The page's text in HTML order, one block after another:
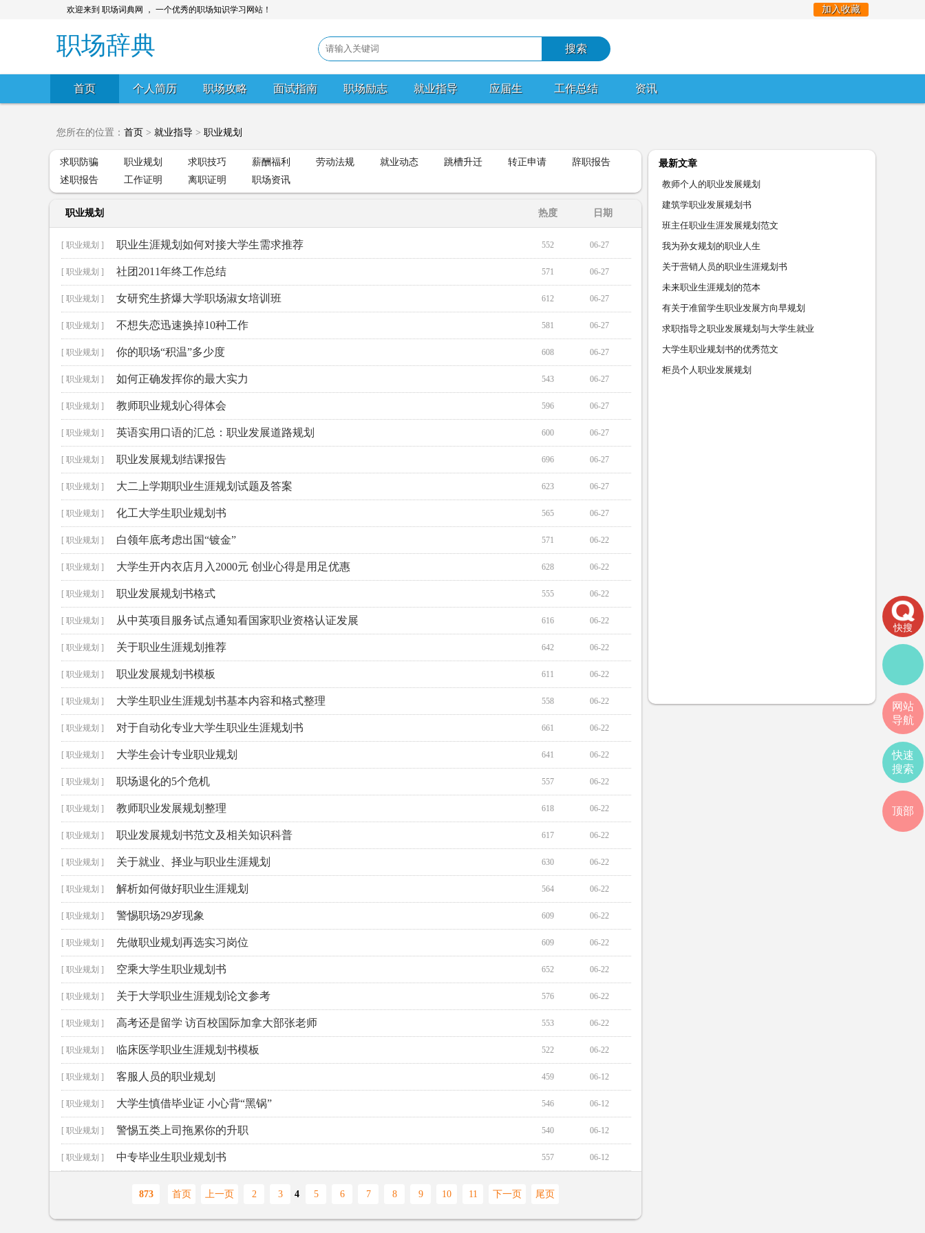
欢迎来到 职场词典网 ， 一个优秀的职场知识学习网站！ 加入收藏
职场辞典
首页 个人简历 职场攻略 面试指南 职场励志 就业指导 应届生 工作总结 资讯
您所在的位置： 首页 > 就业指导 > 职业规划
求职防骗 职业规划 求职技巧 薪酬福利 劳动法规 就业动态 跳槽升迁 转正申请
辞职报告
述职报告
工作证明 离职证明 职场资讯
职业规划 日期
热度
[ 职业规划 ] 职业生涯规划如何对接大学生需求推荐 06-27
552
[ 职业规划 ] 社团2011年终工作总结 06-27
571
[ 职业规划 ] 女研究生挤爆大学职场淑女培训班 06-27
612
[ 职业规划 ] 不想失恋迅速换掉10种工作 06-27
581
[ 职业规划 ] 你的职场“积温”多少度 06-27
608
[ 职业规划 ] 如何正确发挥你的最大实力 06-27
543
[ 职业规划 ] 教师职业规划心得体会 06-27
596
[ 职业规划 ] 英语实用口语的汇总：职业发展道路规划 06-27
600
[ 职业规划 ] 职业发展规划结课报告 06-27
696
[ 职业规划 ] 大二上学期职业生涯规划试题及答案 06-27
623
[ 职业规划 ] 化工大学生职业规划书 06-27
565
[ 职业规划 ] 白领年底考虑出国“镀金” 06-22
571
[ 职业规划 ] 大学生开内衣店月入2000元 创业心得是用足优惠 06-22
628
[ 职业规划 ] 职业发展规划书格式 06-22
555
[ 职业规划 ] 从中英项目服务试点通知看国家职业资格认证发展 06-22
616
[ 职业规划 ] 关于职业生涯规划推荐 06-22
642
[ 职业规划 ] 职业发展规划书模板 06-22
611
[ 职业规划 ] 大学生职业生涯规划书基本内容和格式整理 06-22
558
[ 职业规划 ] 对于自动化专业大学生职业生涯规划书 06-22
661
[ 职业规划 ] 大学生会计专业职业规划 06-22
641
[ 职业规划 ] 职场退化的5个危机 06-22
557
[ 职业规划 ] 教师职业发展规划整理 06-22
618
[ 职业规划 ] 职业发展规划书范文及相关知识科普 06-22
617
[ 职业规划 ] 关于就业、择业与职业生涯规划 06-22
630
[ 职业规划 ] 解析如何做好职业生涯规划 06-22
564
[ 职业规划 ] 警惕职场29岁现象 06-22
609
[ 职业规划 ] 先做职业规划再选实习岗位 06-22
609
[ 职业规划 ] 空乘大学生职业规划书 06-22
652
[ 职业规划 ] 关于大学职业生涯规划论文参考 06-22
576
[ 职业规划 ] 高考还是留学 访百校国际加拿大部张老师 06-22
553
[ 职业规划 ] 临床医学职业生涯规划书模板 06-22
522
[ 职业规划 ] 客服人员的职业规划 06-12
459
[ 职业规划 ] 大学生慎借毕业证 小心背“黑锅” 06-12
546
[ 职业规划 ] 警惕五类上司拖累你的升职 06-12
540
[ 职业规划 ] 中专毕业生职业规划书 06-12
557
873 首页 上一页 2 3 4 5 6 7 8 9 10 11 下一页 尾页
最新文章
教师个人的职业发展规划
建筑学职业发展规划书
班主任职业生涯发展规划范文
我为孙女规划的职业人生
关于营销人员的职业生涯规划书
未来职业生涯规划的范本
有关于准留学生职业发展方向早规划
求职指导之职业发展规划与大学生就业
大学生职业规划书的优秀范文
柜员个人职业发展规划
快搜
网站
导航
快速
搜索
顶部